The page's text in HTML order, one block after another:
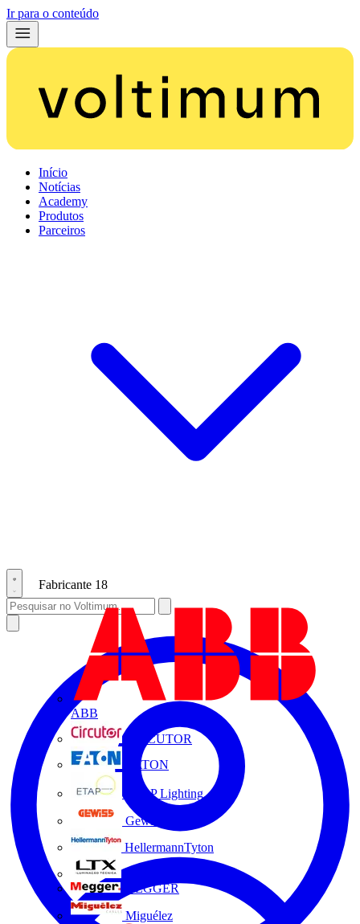
Ir para o conteúdo
Início
Notícias
Academy
Produtos
Parceiros
Fabricante 18
ABB
CIRCUTOR
EATON
ETAP Lighting
Gewiss
HellermannTyton
MEGGER
Miguélez